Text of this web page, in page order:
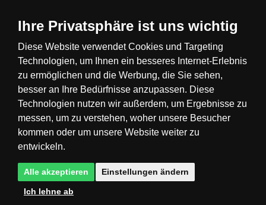
Česká republika Slovensko Deutschland
Magyarország Österreich België
Nederland
Ihre Privatsphäre ist uns wichtig
Diese Website verwendet Cookies und Targeting
Technologien, um Ihnen ein besseres Internet-Erlebnis
zu ermöglichen und die Werbung, die Sie sehen,
besser an Ihre Bedürfnisse anzupassen. Diese
Technologien nutzen wir außerdem, um Ergebnisse zu
messen, um zu verstehen, woher unsere Besucher
kommen oder um unsere Website weiter zu
entwickeln.
Alle akzeptieren Einstellungen ändern
Ich lehne ab